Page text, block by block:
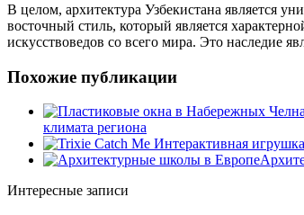
В целом, архитектура Узбекистана является
восточный стиль, который является
искусствоведов со всего мира. Это наследие
Похожие публикации
климата региона
Интересные записи